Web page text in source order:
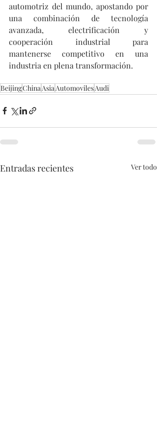
automotriz del mundo, apostando por
una combinación de tecnología
avanzada, electrificación y
cooperación industrial para
mantenerse competitivo en una
industria en plena transformación.
BeijingChinaAsiaAutomovilesAudi
Entradas recientes Ver todo